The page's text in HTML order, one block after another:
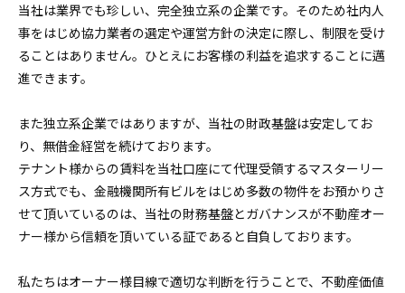
当社は業界でも珍しい、完全独立系の企業です。そのため社内人
事をはじめ協力業者の選定や運営方針の決定に際し、制限を受け
ることはありません。ひとえにお客様の利益を追求することに邁
進できます。
また独立系企業ではありますが、当社の財政基盤は安定してお
り、無借金経営を続けております。
テナント様からの賃料を当社口座にて代理受領するマスターリー
ス方式でも、金融機関所有ビルをはじめ多数の物件をお預かりさ
せて頂いているのは、当社の財務基盤とガバナンスが不動産オー
ナー様から信頼を頂いている証であると自負しております。
私たちはオーナー様目線で適切な判断を行うことで、不動産価値